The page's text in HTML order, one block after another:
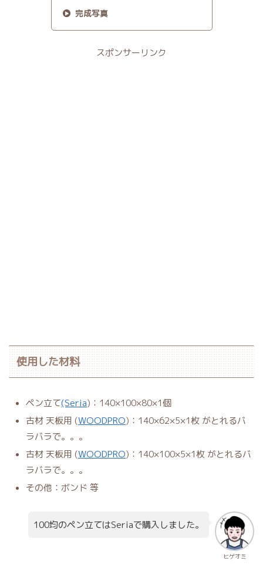
完成写真
スポンサーリンク
使用した材料
ペン立て(Seria)：140×100×80×1個
古材 天板用 (WOODPRO)：140×62×5×1枚 がとれるバ
ラバラで。。。
古材 天板用 (WOODPRO)：140×100×5×1枚 がとれるバ
ラバラで。。。
その他：ボンド 等
ヒゲオミ
100均のペン立てはSeriaで購入しました。